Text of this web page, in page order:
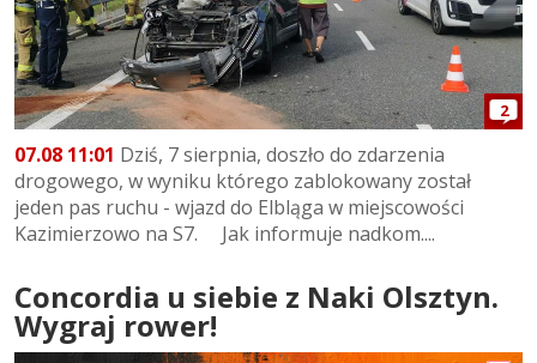
2
07.08 11:01 Dziś, 7 sierpnia, doszło do zdarzenia
drogowego, w wyniku którego zablokowany został
jeden pas ruchu - wjazd do Elbląga w miejscowości
Kazimierzowo na S7. Jak informuje nadkom....
Concordia u siebie z Naki Olsztyn.
Wygraj rower!